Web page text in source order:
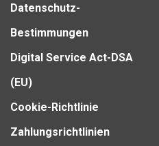
Datenschutz-
Bestimmungen
Digital Service Act-DSA
(EU)
Cookie-Richtlinie
Zahlungsrichtlinien